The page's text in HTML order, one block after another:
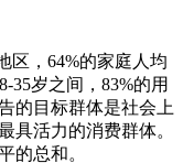
，64%的家庭人均
35岁之间，83%的用
的目标群体是社会上
具活力的消费群体。
的总和。